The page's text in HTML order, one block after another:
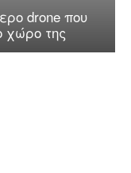
drone που
χώρο της